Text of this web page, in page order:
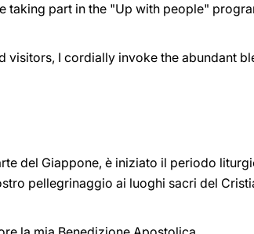
taking part in the "Up with people"
visitors, I cordially invoke the abundant
del Giappone, è iniziato il periodo
pellegrinaggio ai luoghi sacri del